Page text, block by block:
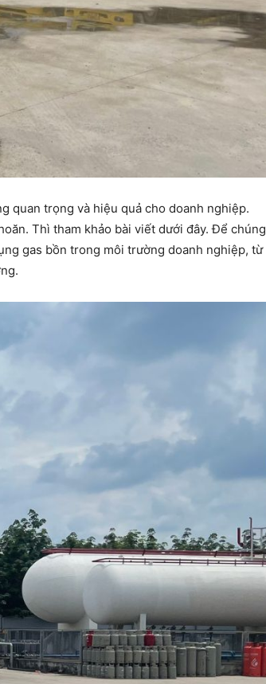
quan trọng và hiệu quả cho doanh nghiệp.
Thì tham khảo bài viết dưới đây. Để chúng
gas bồn trong môi trường doanh nghiệp, từ